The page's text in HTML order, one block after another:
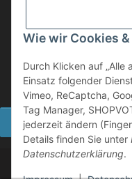
Wie wir Cookies
Durch Klicken auf „Alle
Einsatz folgender
Vimeo, ReCaptcha,
Tag Manager,
jederzeit ändern
Details finden Sie unter
Datenschutzerklärung.
Widerrufsbutton